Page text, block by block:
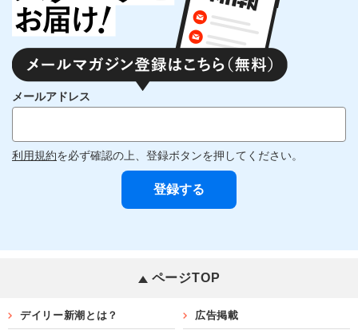
メールアドレス
利用規約を必ず確認の上、登録ボタンを押してください。
ページTOP
デイリー新潮とは？ 広告掲載